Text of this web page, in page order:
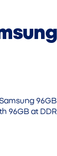
96GB at